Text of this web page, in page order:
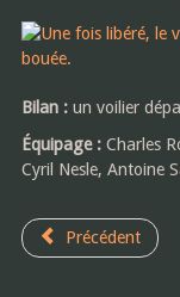
Bilan :un voilier
Équipage :Charles
Cyril Nesle, Antoine
Précédent